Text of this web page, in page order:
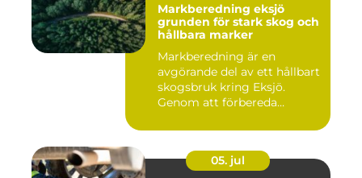
Markberedning eksjö
grunden för stark skog och
hållbara marker
Markberedning är en
avgörande del av ett hållbart
skogsbruk kring Eksjö.
Genom att förbereda
05. jul